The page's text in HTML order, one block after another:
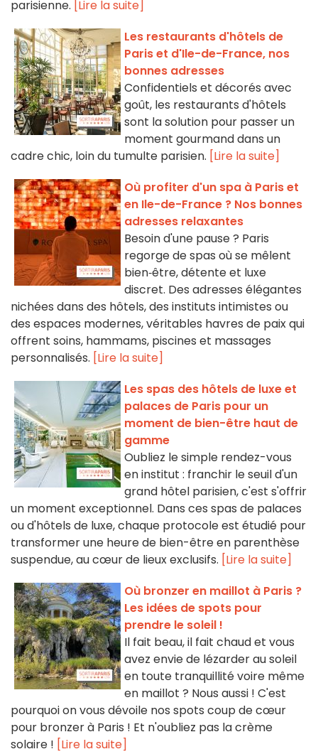
parisienne. [Lire la suite]
Les restaurants d'hôtels de
Paris et d'Ile-de-France, nos
bonnes adresses
Confidentiels et décorés avec
goût, les restaurants d'hôtels
sont la solution pour passer un
moment gourmand dans un
cadre chic, loin du tumulte parisien. [Lire la suite]
Où profiter d'un spa à Paris et
en Ile-de-France ? Nos bonnes
adresses relaxantes
Besoin d'une pause ? Paris
regorge de spas où se mêlent
bien‑être, détente et luxe
discret. Des adresses élégantes
nichées dans des hôtels, des instituts intimistes ou
des espaces modernes, véritables havres de paix qui
offrent soins, hammams, piscines et massages
personnalisés. [Lire la suite]
Les spas des hôtels de luxe et
palaces de Paris pour un
moment de bien-être haut de
gamme
Oubliez le simple rendez-vous
en institut : franchir le seuil d'un
grand hôtel parisien, c'est s'offrir
un moment exceptionnel. Dans ces spas de palaces
ou d'hôtels de luxe, chaque protocole est étudié pour
transformer une heure de bien-être en parenthèse
suspendue, au cœur de lieux exclusifs. [Lire la suite]
Où bronzer en maillot à Paris ?
Les idées de spots pour
prendre le soleil !
Il fait beau, il fait chaud et vous
avez envie de lézarder au soleil
en toute tranquillité voire même
en maillot ? Nous aussi ! C'est
pourquoi on vous dévoile nos spots coup de cœur
pour bronzer à Paris ! Et n'oubliez pas la crème
solaire ! [Lire la suite]